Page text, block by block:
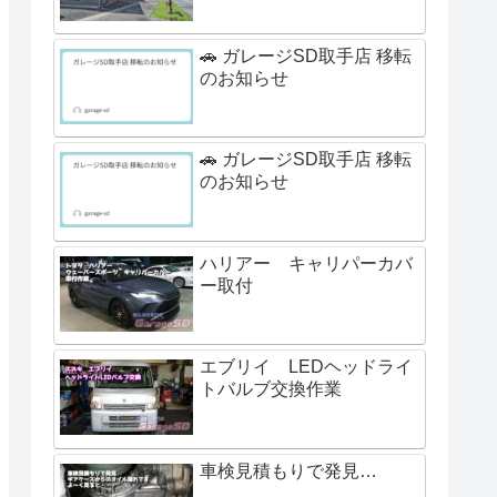
🚗 ガレージSD取手店 移転
のお知らせ
🚗 ガレージSD取手店 移転
のお知らせ
ハリアー キャリパーカバ
ー取付
エブリイ LEDヘッドライ
トバルブ交換作業
車検見積もりで発見…